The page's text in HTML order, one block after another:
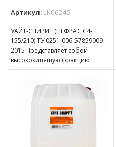
Артикул: LK06245
УАЙТ-СПИРИТ (НЕФРАС С4-
155/210) ТУ 0251-006-57859009-
2015 Представляет собой
высококипящую фракцию
бензина, применяется
промышленности,
в производстве олиф и других
отраслях промышленности.